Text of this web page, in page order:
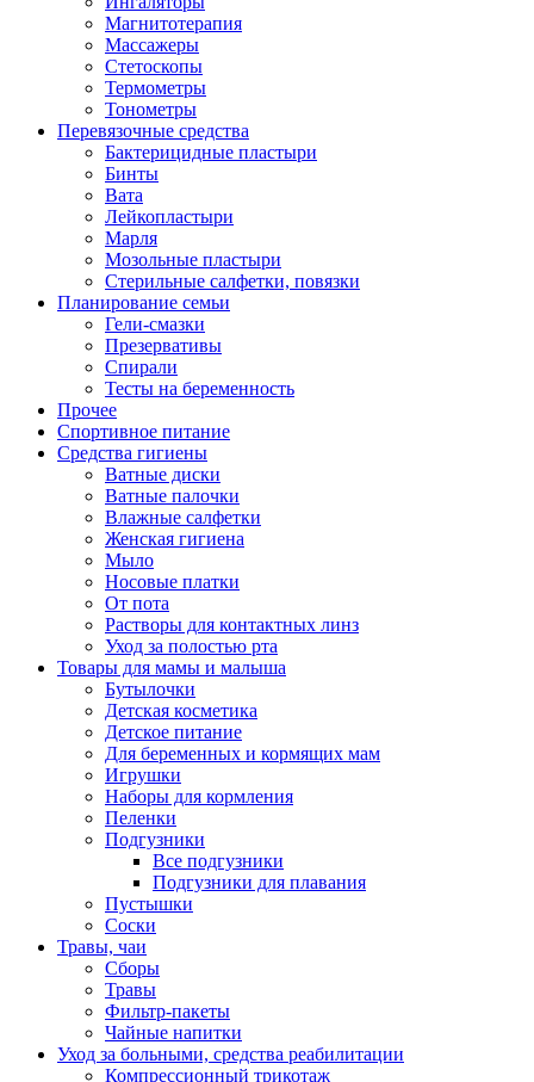
Магнитотерапия
Массажеры
Стетоскопы
Термометры
Тонометры
Перевязочные средства
Бактерицидные пластыри
Бинты
Вата
Лейкопластыри
Марля
Мозольные пластыри
Стерильные салфетки, повязки
Планирование семьи
Гели-смазки
Презервативы
Спирали
Тесты на беременность
Прочее
Спортивное питание
Средства гигиены
Ватные диски
Ватные палочки
Влажные салфетки
Женская гигиена
Мыло
Носовые платки
От пота
Растворы для контактных линз
Уход за полостью рта
Товары для мамы и малыша
Бутылочки
Детская косметика
Детское питание
Для беременных и кормящих мам
Игрушки
Наборы для кормления
Пеленки
Подгузники
Все подгузники
Подгузники для плавания
Пустышки
Соски
Травы, чаи
Сборы
Травы
Фильтр-пакеты
Чайные напитки
Уход за больными, средства реабилитации
Компрессионный трикотаж